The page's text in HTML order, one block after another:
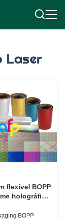
Laser
flexível BOPP
holográfico
BOPP